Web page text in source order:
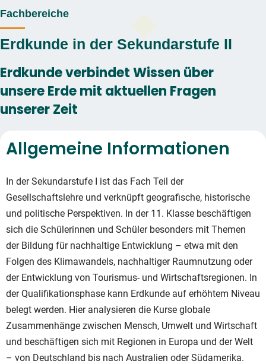
Erdkunde in der Sekundarstufe II
Fachbereiche
Erdkunde verbindet Wissen über
unsere Erde mit aktuellen Fragen
unserer Zeit
Allgemeine Informationen
In der Sekundarstufe I ist das Fach Teil der
Gesellschaftslehre und verknüpft geografische, historische
und politische Perspektiven. In der 11. Klasse beschäftigen
sich die Schülerinnen und Schüler besonders mit Themen
der Bildung für nachhaltige Entwicklung – etwa mit den
Folgen des Klimawandels, nachhaltiger Raumnutzung oder
der Entwicklung von Tourismus- und Wirtschaftsregionen. In
der Qualifikationsphase kann Erdkunde auf erhöhtem Niveau
belegt werden. Hier analysieren die Kurse globale
Zusammenhänge zwischen Mensch, Umwelt und Wirtschaft
und beschäftigen sich mit Regionen in Europa und der Welt
– von Deutschland bis nach Australien oder Südamerika.